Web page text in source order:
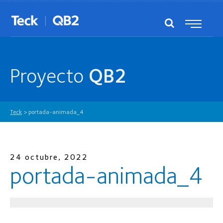
Proyecto QB2
Teck > portada-animada_4
24 octubre, 2022
portada-animada_4